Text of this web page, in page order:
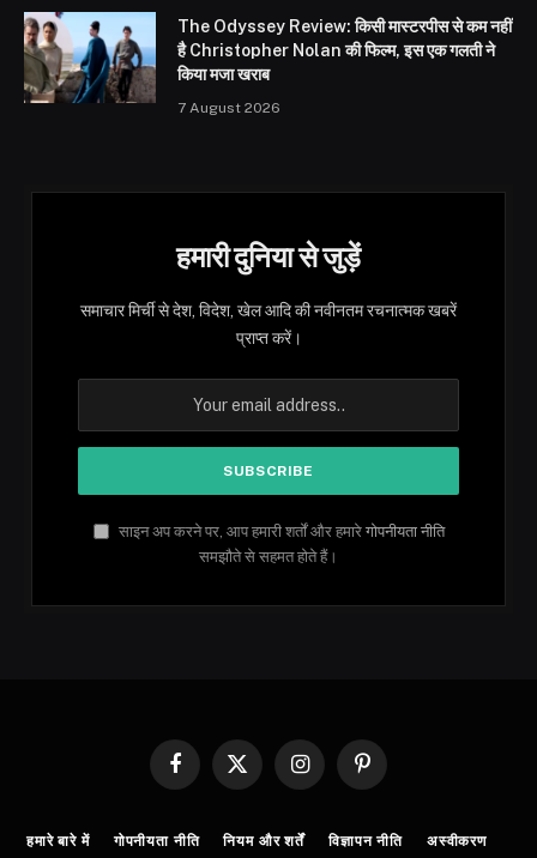
The Odyssey Review: किसी मास्टरपीस से कम नहीं
है Christopher Nolan की फिल्म, इस एक गलती ने
किया मजा खराब
7 August 2026
हमारी दुनिया से जुड़ें
समाचार मिर्ची से देश, विदेश, खेल आदि की नवीनतम रचनात्मक खबरें
प्राप्त करें।
साइन अप करने पर, आप हमारी शर्तों और हमारे गोपनीयता नीति
समझौते से सहमत होते हैं।
Facebook
X
InstagramPinterest
हमारे बारे में गोपनीयता नीति नियम और शर्तें विज्ञापन नीति अस्वीकरण